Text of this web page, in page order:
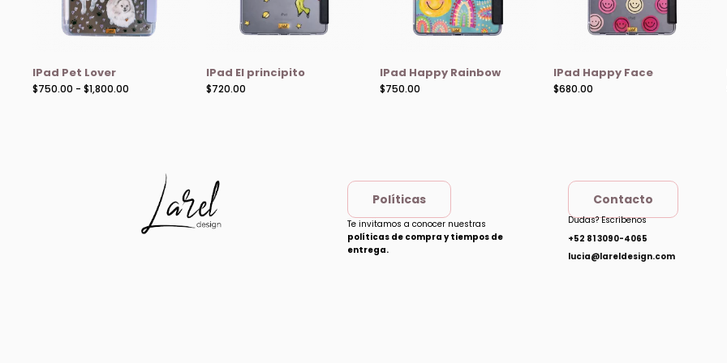
IPad Pet Lover
$750.00 - $1,800.00
IPad El principito
$720.00
IPad Happy Rainbow
$750.00
IPad Happy Face
$680.00
Políticas
Te invitamos a conocer nuestras
políticas de compra y tiempos de
entrega.
Contacto
Dudas? Escribenos
+52 81 3090-4065
lucia@lareldesign.com